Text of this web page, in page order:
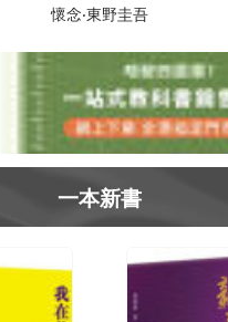
懷念‧東野圭吾
一本新書